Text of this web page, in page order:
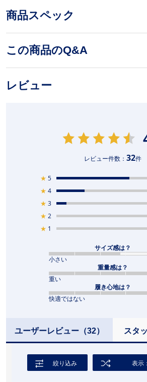
商品スペック
この商品のQ&A
レビュー
レビュー件数： 32件
★ 5
★ 4
★ 3
★ 2
★ 1
サイズ感は？
小さい
重量感は？
重い
履き心地は？
快適ではない
ユーザーレビュー（32） スタ
絞り込み 表示